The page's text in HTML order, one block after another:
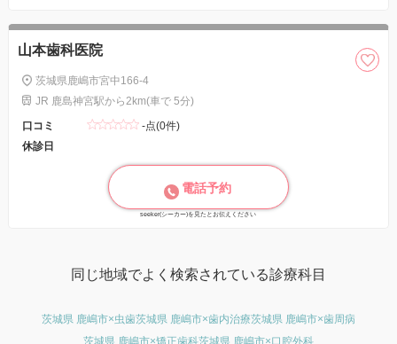
山本歯科医院
茨城県鹿嶋市宮中166-4
JR 鹿島神宮駅から2km(車で 5分)
口コミ
-点(0件)
休診日
電話予約
seeker(シーカー)を見たとお伝えください
同じ地域でよく検索されている診療科目
茨城県 鹿嶋市×虫歯茨城県 鹿嶋市×歯内治療茨城県 鹿嶋市×歯周病
茨城県 鹿嶋市×矯正歯科茨城県 鹿嶋市×口腔外科